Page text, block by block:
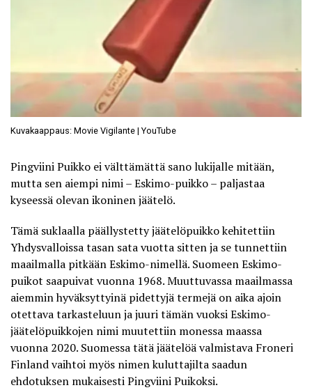
Kuvakaappaus: Movie Vigilante | YouTube
Pingviini Puikko ei välttämättä sano lukijalle mitään,
mutta sen aiempi nimi – Eskimo-puikko – paljastaa
kyseessä olevan ikoninen jäätelö.
Tämä suklaalla päällystetty jäätelöpuikko kehitettiin
Yhdysvalloissa tasan sata vuotta sitten ja se tunnettiin
maailmalla pitkään Eskimo-nimellä. Suomeen Eskimo-
puikot saapuivat vuonna 1968. Muuttuvassa maailmassa
aiemmin hyväksyttyinä pidettyjä termejä on aika ajoin
otettava tarkasteluun ja juuri tämän vuoksi Eskimo-
jäätelöpuikkojen nimi muutettiin monessa maassa
vuonna 2020. Suomessa tätä jäätelöä valmistava Froneri
Finland vaihtoi myös nimen kuluttajilta saadun
ehdotuksen mukaisestiPingviini Puikoksi.